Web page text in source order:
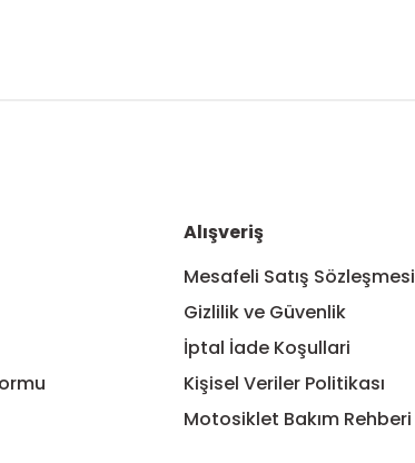
Alışveriş
Mesafeli Satış Sözleşmesi
Gizlilik ve Güvenlik
İptal İade Koşullari
Kişisel Veriler Politikası
Motosiklet Bakım Rehberi